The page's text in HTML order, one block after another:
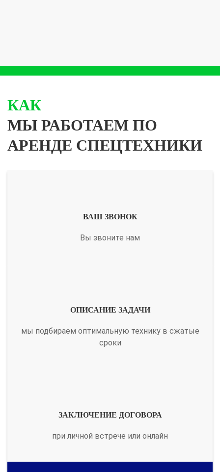
КАК
МЫ РАБОТАЕМ ПО
АРЕНДЕ СПЕЦТЕХНИКИ
ВАШ ЗВОНОК
Вы звоните нам
ОПИСАНИЕ ЗАДАЧИ
мы подбираем оптимальную технику в сжатые
сроки
ЗАКЛЮЧЕНИЕ ДОГОВОРА
при личной встрече или онлайн